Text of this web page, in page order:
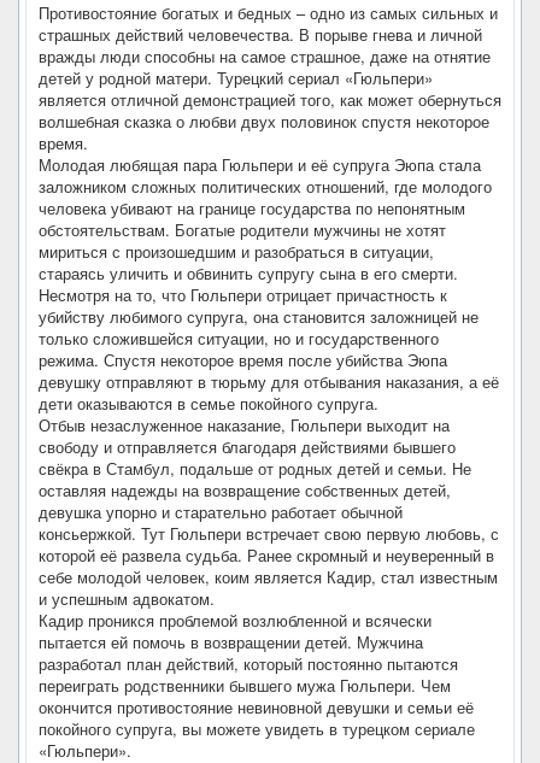
Противостояние богатых и бедных – одно из самых сильных и
страшных действий человечества. В порыве гнева и личной
вражды люди способны на самое страшное, даже на отнятие
детей у родной матери. Турецкий сериал «Гюльпери»
является отличной демонстрацией того, как может обернуться
волшебная сказка о любви двух половинок спустя некоторое
время.
Молодая любящая пара Гюльпери и её супруга Эюпа стала
заложником сложных политических отношений, где молодого
человека убивают на границе государства по непонятным
обстоятельствам. Богатые родители мужчины не хотят
мириться с произошедшим и разобраться в ситуации,
стараясь уличить и обвинить супругу сына в его смерти.
Несмотря на то, что Гюльпери отрицает причастность к
убийству любимого супруга, она становится заложницей не
только сложившейся ситуации, но и государственного
режима. Спустя некоторое время после убийства Эюпа
девушку отправляют в тюрьму для отбывания наказания, а её
дети оказываются в семье покойного супруга.
Отбыв незаслуженное наказание, Гюльпери выходит на
свободу и отправляется благодаря действиями бывшего
свёкра в Стамбул, подальше от родных детей и семьи. Не
оставляя надежды на возвращение собственных детей,
девушка упорно и старательно работает обычной
консьержкой. Тут Гюльпери встречает свою первую любовь, с
которой её развела судьба. Ранее скромный и неуверенный в
себе молодой человек, коим является Кадир, стал известным
и успешным адвокатом.
Кадир проникся проблемой возлюбленной и всячески
пытается ей помочь в возвращении детей. Мужчина
разработал план действий, который постоянно пытаются
переиграть родственники бывшего мужа Гюльпери. Чем
окончится противостояние невиновной девушки и семьи её
покойного супруга, вы можете увидеть в турецком сериале
«Гюльпери».